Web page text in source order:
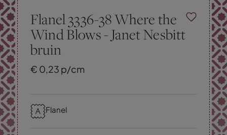
Flanel 3336-38 Where the
Wind Blows - Janet Nesbitt
bruin
€ 0,23 p/cm
Flanel